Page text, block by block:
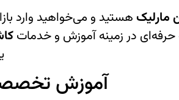
مارلیکهستید و می‌خواهید وارد
آموزش